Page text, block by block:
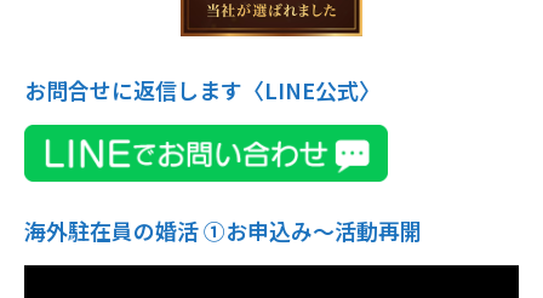
お問合せに返信します〈LINE公式〉
海外駐在員の婚活 ①お申込み〜活動再開
動